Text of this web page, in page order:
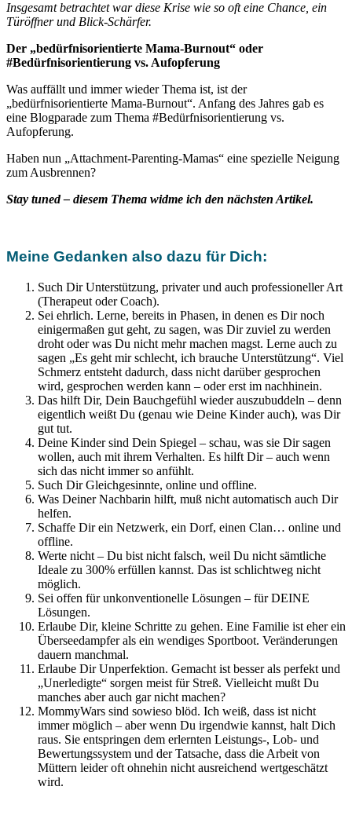
Insgesamt betrachtet war diese Krise wie so oft eine Chance, ein
Türöffner und Blick-Schärfer.
Der „bedürfnisorientierte Mama-Burnout“ oder
#Bedürfnisorientierung vs. Aufopferung
Was auffällt und immer wieder Thema ist, ist der
„bedürfnisorientierte Mama-Burnout“. Anfang des Jahres gab es
eine Blogparade zum Thema #Bedürfnisorientierung vs.
Aufopferung.
Haben nun „Attachment-Parenting-Mamas“ eine spezielle Neigung
zum Ausbrennen?
Stay tuned – diesem Thema widme ich den nächsten Artikel.
Meine Gedanken also dazu für Dich:
Such Dir Unterstützung, privater und auch professioneller Art
(Therapeut oder Coach).
Sei ehrlich. Lerne, bereits in Phasen, in denen es Dir noch
einigermaßen gut geht, zu sagen, was Dir zuviel zu werden
droht oder was Du nicht mehr machen magst. Lerne auch zu
sagen „Es geht mir schlecht, ich brauche Unterstützung“. Viel
Schmerz entsteht dadurch, dass nicht darüber gesprochen
wird, gesprochen werden kann – oder erst im nachhinein.
Das hilft Dir, Dein Bauchgefühl wieder auszubuddeln – denn
eigentlich weißt Du (genau wie Deine Kinder auch), was Dir
gut tut.
Deine Kinder sind Dein Spiegel – schau, was sie Dir sagen
wollen, auch mit ihrem Verhalten. Es hilft Dir – auch wenn
sich das nicht immer so anfühlt.
Such Dir Gleichgesinnte, online und offline.
Was Deiner Nachbarin hilft, muß nicht automatisch auch Dir
helfen.
Schaffe Dir ein Netzwerk, ein Dorf, einen Clan… online und
offline.
Werte nicht – Du bist nicht falsch, weil Du nicht sämtliche
Ideale zu 300% erfüllen kannst. Das ist schlichtweg nicht
möglich.
Sei offen für unkonventionelle Lösungen – für DEINE
Lösungen.
Erlaube Dir, kleine Schritte zu gehen. Eine Familie ist eher ein
Überseedampfer als ein wendiges Sportboot. Veränderungen
dauern manchmal.
Erlaube Dir Unperfektion. Gemacht ist besser als perfekt und
„Unerledigte“ sorgen meist für Streß. Vielleicht mußt Du
manches aber auch gar nicht machen?
MommyWars sind sowieso blöd. Ich weiß, dass ist nicht
immer möglich – aber wenn Du irgendwie kannst, halt Dich
raus. Sie entspringen dem erlernten Leistungs-, Lob- und
Bewertungssystem und der Tatsache, dass die Arbeit von
Müttern leider oft ohnehin nicht ausreichend wertgeschätzt
wird.